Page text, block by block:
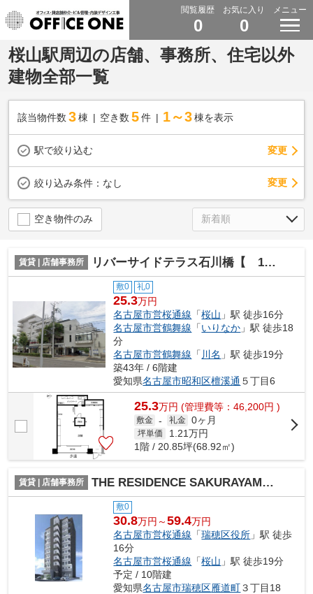
閲覧履歴
0
お気に入り
0
メニュー
桜山駅周辺の店舗、事務所、住宅以外
建物全部一覧
該当物件数 3棟 空き数 5 件 1～3 棟を表示
駅で絞り込む 変更
絞り込み条件： なし 変更
空き物件のみ
賃貸 | 店舗事務所 リバーサイドテラス石川橋【 1階路面店 】
敷0 礼0
25.3万円
名古屋市営桜通線 「桜山 」駅 徒歩16分
名古屋市営鶴舞線 「いりなか 」駅 徒歩18
分
名古屋市営鶴舞線 「 川名 」駅 徒歩19分
築43年 / 6階建
愛知県名古屋市昭和区檀溪通 ５丁目6
25.3万円 (管理費等：46,200円 )
敷金 - 礼金 0ヶ月
坪単価 1.21万円
1階 / 20.85坪(68.92㎡)
賃貸 | 店舗事務所 THE RESIDENCE SAKURAYAMA WEST【 1階路面店 】
敷0
30.8万円～59.4万円
名古屋市営桜通線 「瑞穂区役所 」駅 徒歩
16分
名古屋市営桜通線 「桜山 」駅 徒歩19分
予定 / 10階建
愛知県名古屋市瑞穂区雁道町３丁目18